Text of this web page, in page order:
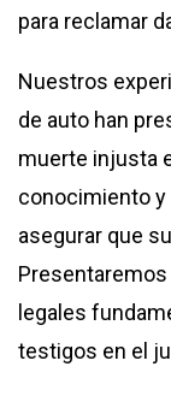
para reclamar
Nuestros
de auto han
muerte injusta
conocimiento y
asegurar que
legales
testigos en el